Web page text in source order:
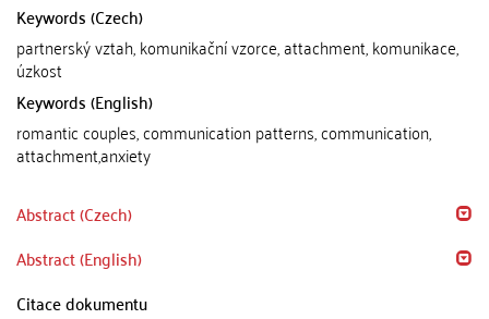
Keywords (Czech)
partnerský vztah, komunikační vzorce, attachment, komunikace,
úzkost
Keywords (English)
romantic couples, communication patterns, communication,
attachment,anxiety
Abstract (Czech)
Abstract (English)
Citace dokumentu